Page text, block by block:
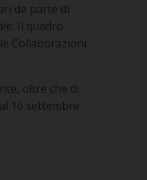
da parte di
Il quadro
Collaborazioni
oltre che di
16 settembre